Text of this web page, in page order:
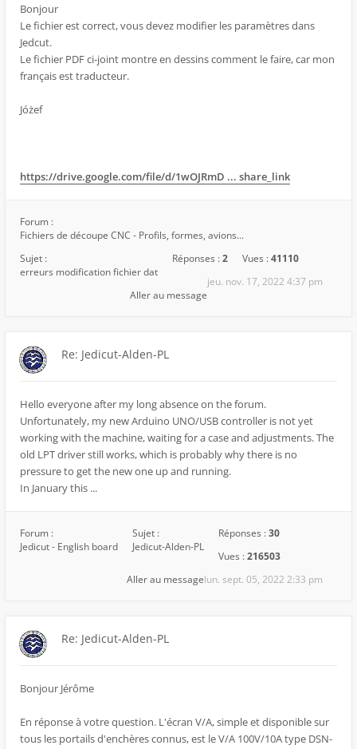
Bonjour
Le fichier est correct, vous devez modifier les paramètres dans
Jedcut.
Le fichier PDF ci-joint montre en dessins comment le faire, car mon
français est traducteur.
Jóżef
https://drive.google.com/file/d/1wOJRmD ... share_link
Forum :
Fichiers de découpe CNC - Profils, formes, avions...
Sujet :
erreurs modification fichier dat
Réponses :2 Vues :41110
jeu. nov. 17, 2022 4:37 pm
Aller au message
Re: Jedicut-Alden-PL
Hello everyone after my long absence on the forum.
Unfortunately, my new Arduino UNO/USB controller is not yet
working with the machine, waiting for a case and adjustments. The
old LPT driver still works, which is probably why there is no
pressure to get the new one up and running.
In January this ...
Forum :
Jedicut - English board
Sujet :
Jedicut-Alden-PL
Réponses :30
Vues :216503
lun. sept. 05, 2022 2:33 pm
Aller au message
Re: Jedicut-Alden-PL
Bonjour Jérôme
En réponse à votre question. L'écran V/A, simple et disponible sur
tous les portails d'enchères connus, est le V/A 100V/10A type DSN-